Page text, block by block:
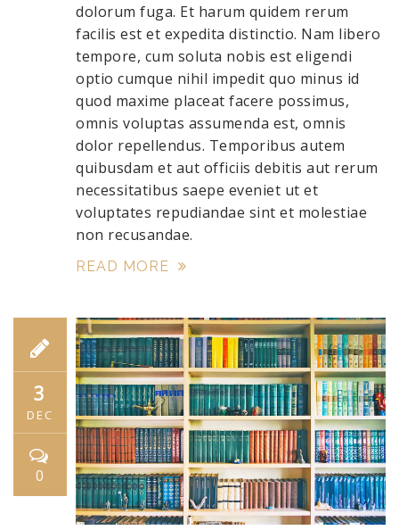
dolorum fuga. Et harum quidem rerum
facilis est et expedita distinctio. Nam libero
tempore, cum soluta nobis est eligendi
optio cumque nihil impedit quo minus id
quod maxime placeat facere possimus,
omnis voluptas assumenda est, omnis
dolor repellendus. Temporibus autem
quibusdam et aut officiis debitis aut rerum
necessitatibus saepe eveniet ut et
voluptates repudiandae sint et molestiae
non recusandae.
READ MORE
3
DEC
0